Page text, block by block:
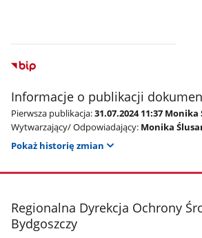
Informacje o publikacji
Pierwsza publikacja:31.07.2024 11:37
Wytwarzający/ Odpowiadający: Monika
Pokaż historię zmian
stopka
Regionalna Dyrekcja Ochrony
Bydgoszczy